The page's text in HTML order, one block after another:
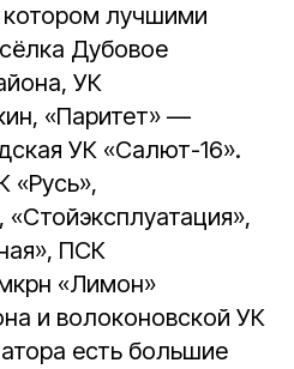
котором лучшими
Дубовое
УК
«Паритет» —
УК «Салют-16».
«Русь»,
ПСК
«Лимон»
и волоконовской УК
есть большие